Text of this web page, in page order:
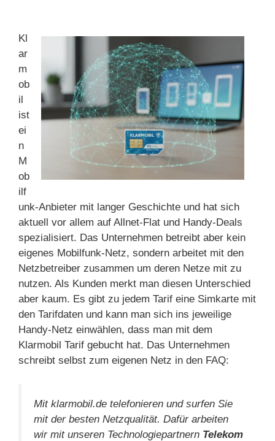
Kl
ar
m
ob
il
ist
ei
n
M
ob
ilf
unk-Anbieter mit langer Geschichte und hat sich
aktuell vor allem auf Allnet-Flat und Handy-Deals
spezialisiert. Das Unternehmen betreibt aber kein
eigenes Mobilfunk-Netz, sondern arbeitet mit den
Netzbetreiber zusammen um deren Netze mit zu
nutzen. Als Kunden merkt man diesen Unterschied
aber kaum. Es gibt zu jedem Tarif eine Simkarte mit
den Tarifdaten und kann man sich ins jeweilige
Handy-Netz einwählen, dass man mit dem
Klarmobil Tarif gebucht hat. Das Unternehmen
schreibt selbst zum eigenen Netz in den FAQ:
Mit klarmobil.de telefonieren und surfen Sie
mit der besten Netzqualität. Dafür arbeiten
wir mit unseren Technologiepartnern Telekom